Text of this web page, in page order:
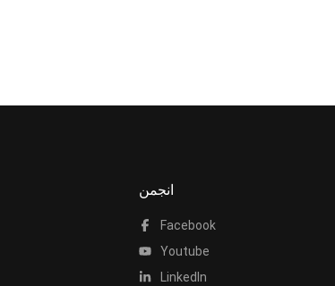
انجمن
Facebook
Youtube
LinkedIn